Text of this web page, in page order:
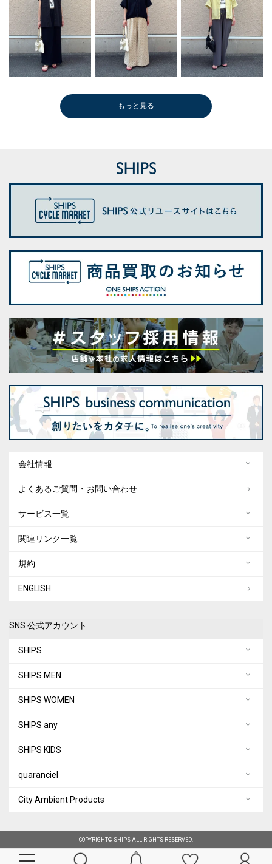
もっと見る
会社情報
よくあるご質問・お問い合わせ
サービス一覧
関連リンク一覧
規約
ENGLISH
SNS 公式アカウント
SHIPS
SHIPS MEN
SHIPS WOMEN
SHIPS any
SHIPS KIDS
quaranciel
City Ambient Products
COPYRIGHT© SHIPS ALL RIGHTS RESERVED.